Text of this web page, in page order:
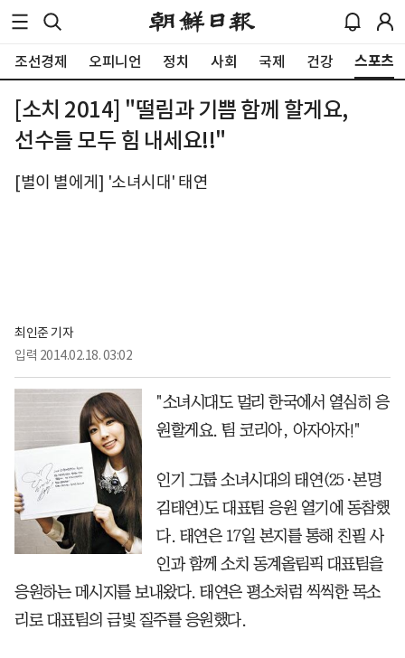
조선경제 오피니언 정치 사회 국제 건강 스포츠
[소치 2014] "떨림과 기쁨 함께 할게요,
선수들 모두 힘 내세요!!"
[별이 별에게] '소녀시대' 태연
최인준 기자
입력 2014.02.18. 03:02
"소녀시대도 멀리 한국에서 열심히 응
원할게요. 팀 코리아, 아자아자!"
인기 그룹 소녀시대의 태연(25·본명
김태연)도 대표팀 응원 열기에 동참했
다. 태연은 17일 본지를 통해 친필 사
인과 함께 소치 동계올림픽 대표팀을
응원하는 메시지를 보내왔다. 태연은 평소처럼 씩씩한 목소
리로 대표팀의 금빛 질주를 응원했다.